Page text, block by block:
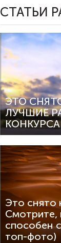
СТАТЬИ
ЭТО
ЛУЧШИЕ
КОНКУРСА
Это снято
Смотрите,
способен
топ-фото)